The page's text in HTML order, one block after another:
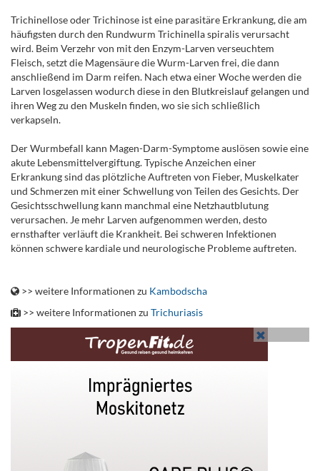
Trichinellose oder Trichinose ist eine parasitäre Erkrankung, die am
häufigsten durch den Rundwurm Trichinella spiralis verursacht
wird. Beim Verzehr von mit den Enzym-Larven verseuchtem
Fleisch, setzt die Magensäure die Wurm-Larven frei, die dann
anschließend im Darm reifen. Nach etwa einer Woche werden die
Larven losgelassen wodurch diese in den Blutkreislauf gelangen und
ihren Weg zu den Muskeln finden, wo sie sich schließlich
verkapseln.
Der Wurmbefall kann Magen-Darm-Symptome auslösen sowie eine
akute Lebensmittelvergiftung. Typische Anzeichen einer
Erkrankung sind das plötzliche Auftreten von Fieber, Muskelkater
und Schmerzen mit einer Schwellung von Teilen des Gesichts. Der
Gesichtsschwellung kann manchmal eine Netzhautblutung
verursachen. Je mehr Larven aufgenommen werden, desto
ernsthafter verläuft die Krankheit. Bei schweren Infektionen
können schwere kardiale und neurologische Probleme auftreten.
>> weitere Informationen zu Kambodscha
>> weitere Informationen zu Trichuriasis